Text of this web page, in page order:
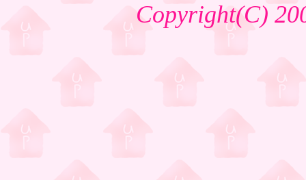
Copyright(C)